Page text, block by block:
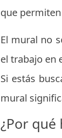
que
El mural no
el trabajo en
Si estás
mural
¿Por qué